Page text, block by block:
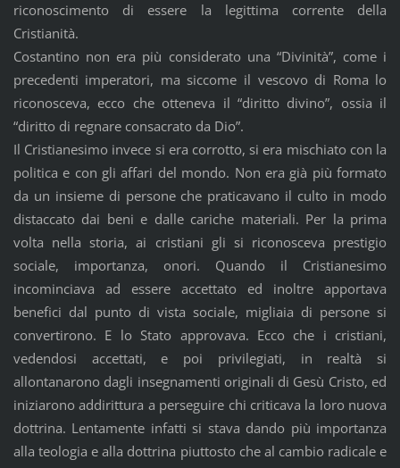
riconoscimento di essere la legittima corrente della
Cristianità.
Costantino non era più considerato una “Divinità”, come i
precedenti imperatori, ma siccome il vescovo di Roma lo
riconosceva, ecco che otteneva il “diritto divino”, ossia il
“diritto di regnare consacrato da Dio”.
Il Cristianesimo invece si era corrotto, si era mischiato con la
politica e con gli affari del mondo. Non era già più formato
da un insieme di persone che praticavano il culto in modo
distaccato dai beni e dalle cariche materiali. Per la prima
volta nella storia, ai cristiani gli si riconosceva prestigio
sociale, importanza, onori. Quando il Cristianesimo
incominciava ad essere accettato ed inoltre apportava
benefici dal punto di vista sociale, migliaia di persone si
convertirono. E lo Stato approvava. Ecco che i cristiani,
vedendosi accettati, e poi privilegiati, in realtà si
allontanarono dagli insegnamenti originali di Gesù Cristo, ed
iniziarono addirittura a perseguire chi criticava la loro nuova
dottrina. Lentamente infatti si stava dando più importanza
alla teologia e alla dottrina piuttosto che al cambio radicale e